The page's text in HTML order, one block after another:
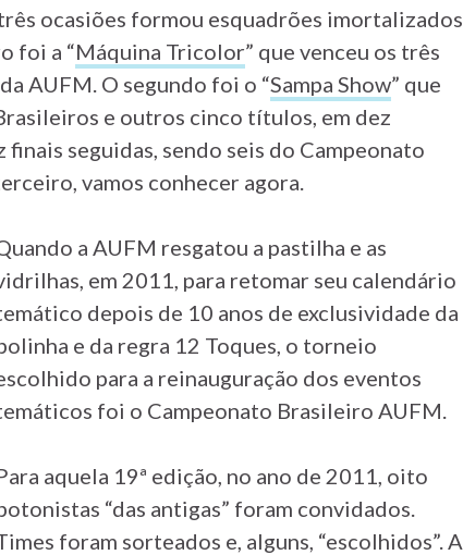
ocasiões formou esquadrões imortalizados
foi a “Máquina Tricolor” que venceu os três
AUFM. O segundo foi o “Sampa Show” que
e outros cinco títulos, em dez
seguidas, sendo seis do Campeonato
vamos conhecer agora.
a AUFM resgatou a pastilha e as
em 2011, para retomar seu calendário
depois de 10 anos de exclusividade da
e da regra 12 Toques, o torneio
para a reinauguração dos eventos
foi o Campeonato Brasileiro AUFM.
aquela 19ª edição, no ano de 2011, oito
“das antigas” foram convidados.
foram sorteados e, alguns, “escolhidos”. A